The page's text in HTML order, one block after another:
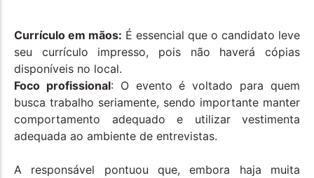
Currículo em mãos: É essencial que o candidato leve
seu currículo impresso, pois não haverá cópias
disponíveis no local.
Foco profissional: O evento é voltado para quem
busca trabalho seriamente, sendo importante manter
comportamento adequado e utilizar vestimenta
adequada ao ambiente de entrevistas.
A responsável pontuou que, embora haja muita